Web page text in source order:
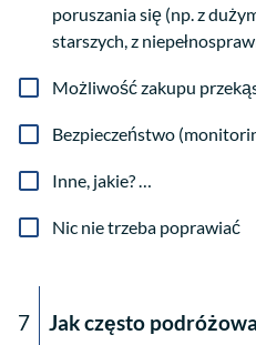
poruszania się (np. z
starszych, z
Możliwość zakupu
Bezpieczeństwo
Inne, jakie? …
Nic nie trzeba poprawiać
7
Jak często